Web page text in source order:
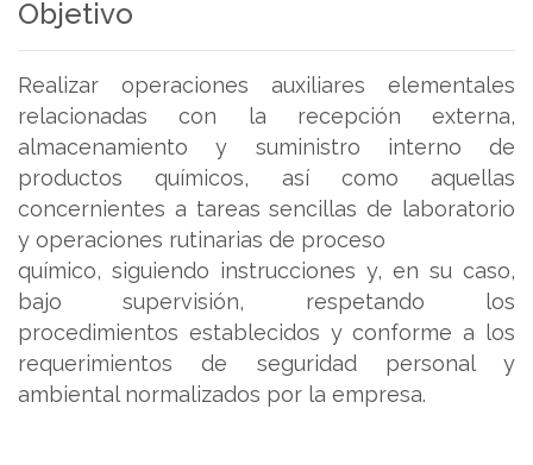
Objetivo
Realizar operaciones auxiliares elementales
relacionadas con la recepción externa,
almacenamiento y suministro interno de
productos químicos, así como aquellas
concernientes a tareas sencillas de laboratorio
y operaciones rutinarias de proceso
químico, siguiendo instrucciones y, en su caso,
bajo supervisión, respetando los
procedimientos establecidos y conforme a los
requerimientos de seguridad personal y
ambiental normalizados por la empresa.